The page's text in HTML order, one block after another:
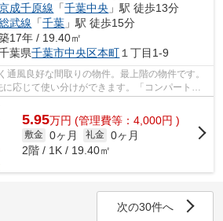
成千原線 「千葉中央 」駅 徒歩13分
武線 「千葉 」駅 徒歩15分
17年 / 19.40㎡
葉県千葉市中央区本町 １丁目1-9
通風良好な間取りの物件。最上階の物件です。
応じて使い分けができます。「コンパートメ
報をお探し...
5.95万円 (管理費等：4,000円 )
敷金 0ヶ月 礼金 0ヶ月
2階 / 1K / 19.40㎡
次の30件へ